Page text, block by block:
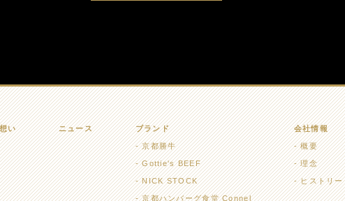
い ニュース ブランド
京都勝牛
Gottie's BEEF
NICK STOCK
京都ハンバーグ食堂 Connel
会社情報
概要
理念
ヒストリー